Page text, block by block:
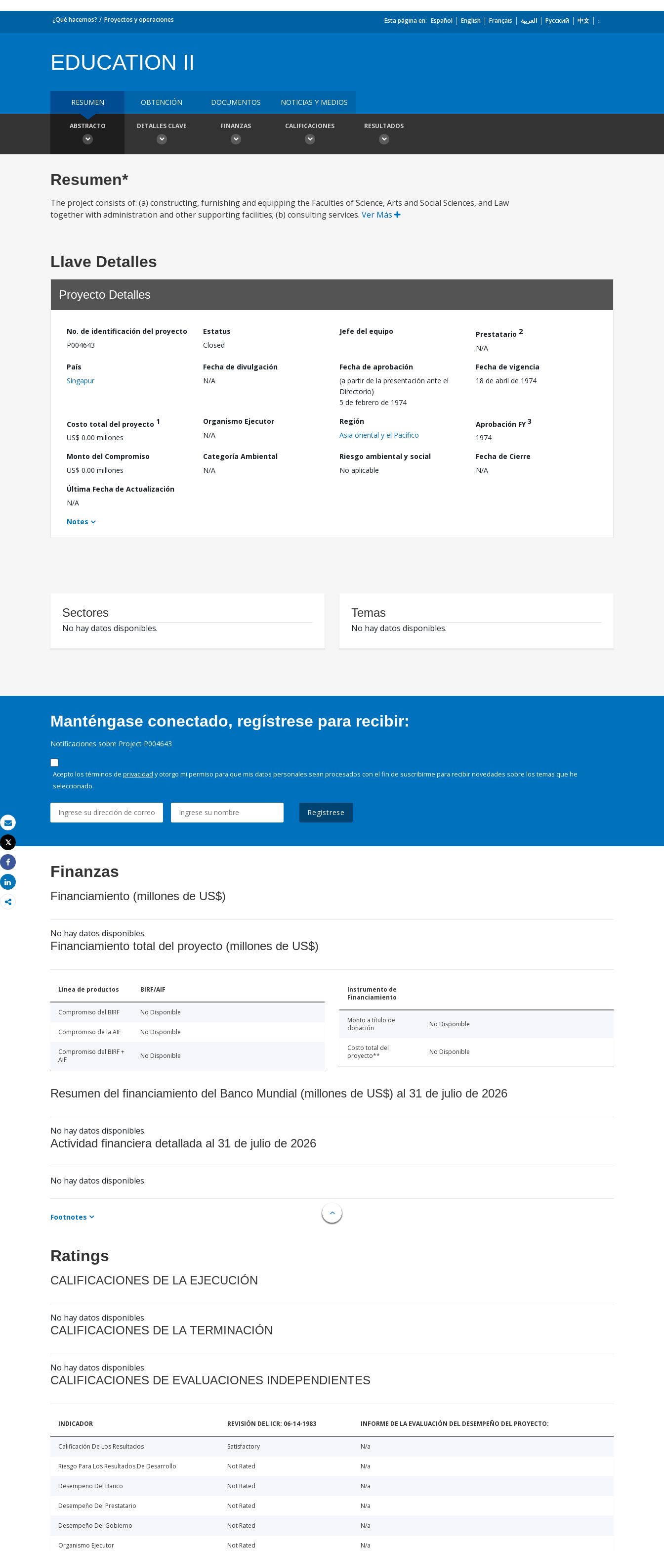
Correo electrónico
Imprimir
Tweet
Share
Share
¿Qué hacemos? Proyectos y operaciones Esta página en: Español English Français العربية Русский 中文
EDUCATION II
RESUMEN OBTENCIÓN DOCUMENTOS NOTICIAS Y MEDIOS
ABSTRACTO DETALLES CLAVE FINANZAS CALIFICACIONES RESULTADOS
Resumen*
The project consists of: (a) constructing, furnishing and equipping the Faculties of Science, Arts and Social Sciences, and Law
together with administration and other supporting facilities; (b) consulting services. Ver Más
Llave Detalles
Proyecto Detalles
No. de identificación del proyecto
P004643
Estatus
Closed
Jefe del equipo Prestatario 2
N/A
País
Singapur
Fecha de divulgación
N/A
Fecha de aprobación
(a partir de la presentación ante el
Directorio)
5 de febrero de 1974
Fecha de vigencia
18 de abril de 1974
Costo total del proyecto 1
US$ 0.00 millones
Organismo Ejecutor
N/A
Región
Asia oriental y el Pacífico
Aprobación FY3
1974
Monto del Compromiso
US$ 0.00 millones
Categoría Ambiental
N/A
Riesgo ambiental y social
No aplicable
Fecha de Cierre
N/A
Última Fecha de Actualización
N/A
Notes
Sectores
No hay datos disponibles.
Temas
No hay datos disponibles.
Manténgase conectado, regístrese para recibir:
Notificaciones sobre Project P004643
Acepto los términos de privacidad y otorgo mi permiso para que mis datos personales sean procesados con el fin de suscribirme para recibir novedades sobre los temas que he
seleccionado.
Regístrese
Finanzas
Financiamiento (millones de US$)
No hay datos disponibles.
Financiamiento total del proyecto (millones de US$)
Línea de productos BIRF/AIF
Compromiso del BIRF No Disponible
Compromiso de la AIF No Disponible
Compromiso del BIRF +
AIF
No Disponible
Instrumento de
Financiamiento
Monto a título de
donación
No Disponible
Costo total del
proyecto**
No Disponible
Resumen del financiamiento del Banco Mundial (millones de US$) al 31 de julio de 2026
No hay datos disponibles.
Actividad financiera detallada al 31 de julio de 2026
No hay datos disponibles.
Footnotes
Ratings
CALIFICACIONES DE LA EJECUCIÓN
No hay datos disponibles.
CALIFICACIONES DE LA TERMINACIÓN
No hay datos disponibles.
CALIFICACIONES DE EVALUACIONES INDEPENDIENTES
INDICADOR REVISIÓN DEL ICR: 06-14-1983 INFORME DE LA EVALUACIÓN DEL DESEMPEÑO DEL PROYECTO:
Calificación De Los Resultados Satisfactory N/a
Riesgo Para Los Resultados De Desarrollo Not Rated N/a
Desempeño Del Banco Not Rated N/a
Desempeño Del Prestatario Not Rated N/a
Desempeño Del Gobierno Not Rated N/a
Organismo Ejecutor Not Rated N/a